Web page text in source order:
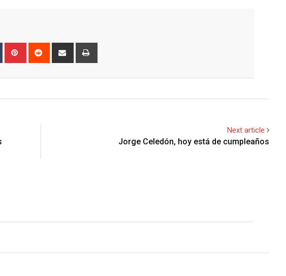
Tumblr Pinterest Reddit
Share
Next article
Jorge Celedón, hoy está de cumpleaños